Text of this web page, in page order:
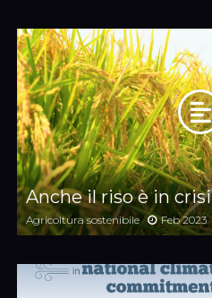
Anche il riso è in crisi
Agricoltura sostenibile Feb 2023